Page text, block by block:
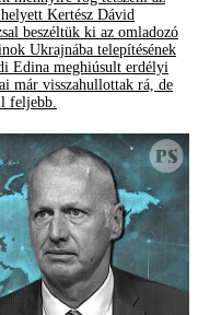
Kertész Dávid
beszéltük ki az omladozó
Ukrajnába telepítésének
Edina meghiúsult erdélyi
már visszahullottak rá, de
feljebb.